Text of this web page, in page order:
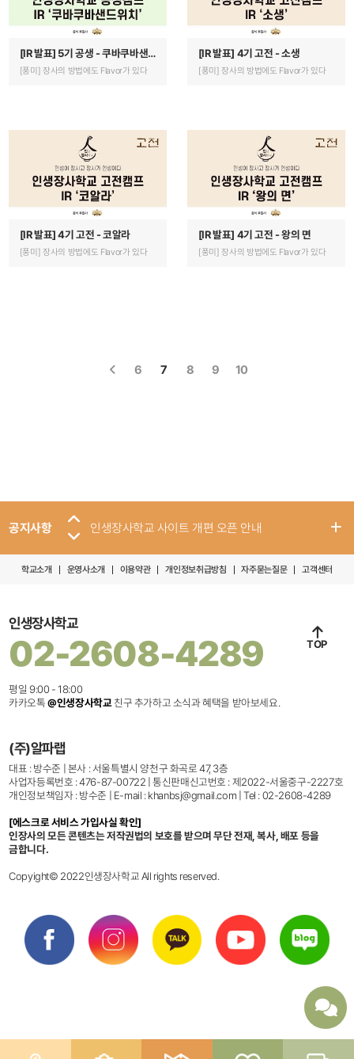
[IR 발표] 5기 공생 - 쿠바쿠바샌
[풍미] 장사의 방법에도 Flavor가 있다
[IR 발표] 4기 고전 - 소생
[풍미] 장사의 방법에도 Flavor가 있다
[IR 발표] 4기 고전 - 코알라
[풍미] 장사의 방법에도 Flavor가 있다
[IR 발표] 4기 고전 - 왕의 면
[풍미] 장사의 방법에도 Flavor가 있다
6 7 8 9 10
공지사항
인생장사학교 사이트 개편 오픈 안내
인생장사학교 사이트 개편 오픈 안내
학교소개 운영사소개 이용약관 개인정보취급방침 자주묻는질문 고객센터
인생장사학교
02-2608-4289
평일 9:00 - 18:00
카카오톡@인생장사학교친구 추가하고 소식과 혜택을 받아보세요.
(주)알파랩
대표 : 방수준 | 본사 : 서울특별시 양천구 화곡로 47, 3층
사업자등록번호 : 476-87-00722 | 통신판매신고번호 : 제2022-서울중구-2227호
개인정보책임자 : 방수준 | E-mail : khanbsj@gmail.com | Tel : 02-2608-4289
[에스크로 서비스 가입사실 확인]
인장사의 모든 콘텐츠는 저작권법의 보호를 받으며 무단 전재, 복사, 배포 등을
금합니다.
Copyight© 2022인생장사학교 All rights reserved.
TOP